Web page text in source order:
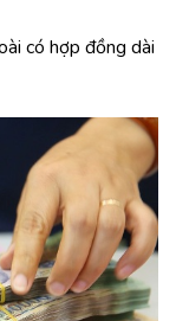
có hợp đồng dài